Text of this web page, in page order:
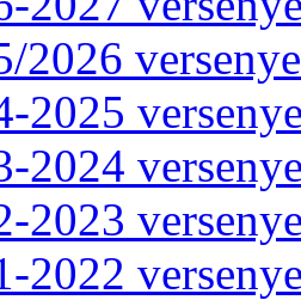
2026
2025
2024
2023
2022